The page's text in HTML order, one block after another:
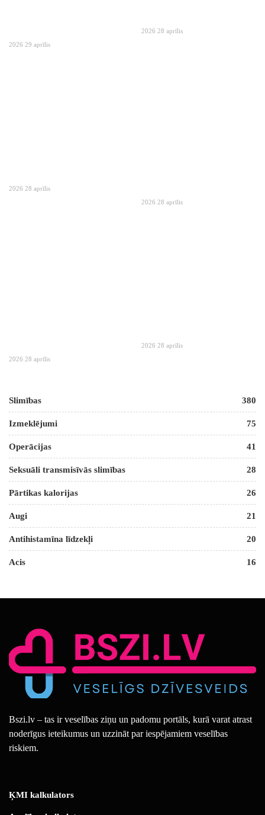
2026 29 aprīlis
2026 28 aprīlis
2026 28 aprīlis
2026 28 aprīlis
2026 28 aprīlis
2026 28 aprīlis
Slimības 380
Izmeklējumi 75
Operācijas 41
Seksuāli transmisīvās slimības 28
Pārtikas kalorijas 26
Augi 21
Antihistamīna līdzekļi 20
Acis 16
Bszi.lv – tas ir veselības ziņu un padomu portāls, kurā varat atrast
noderīgus ieteikumus un uzzināt par iespējamiem veselības
riskiem.
ĶMI kalkulators